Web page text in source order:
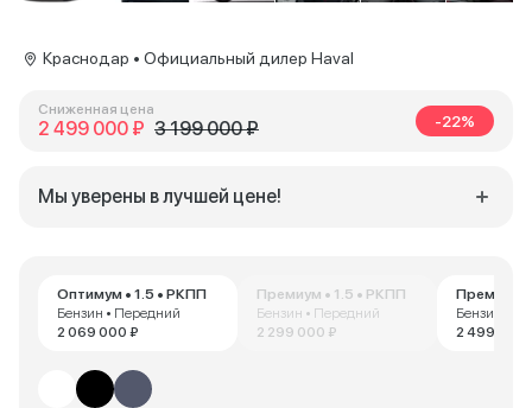
Оптимум • 1.5 • РКПП
Бензин • Передний
2 069 000 ₽
Премиум • 1.5 • РКПП
Бензин • Передний
2 299 000 ₽
Премиум
Бензин •
2 499 000
Краснодар • Официальный дилер Haval
Сниженная цена
2 499 000 ₽ 3 199 000 ₽ -22%
Мы уверены в лучшей цене!